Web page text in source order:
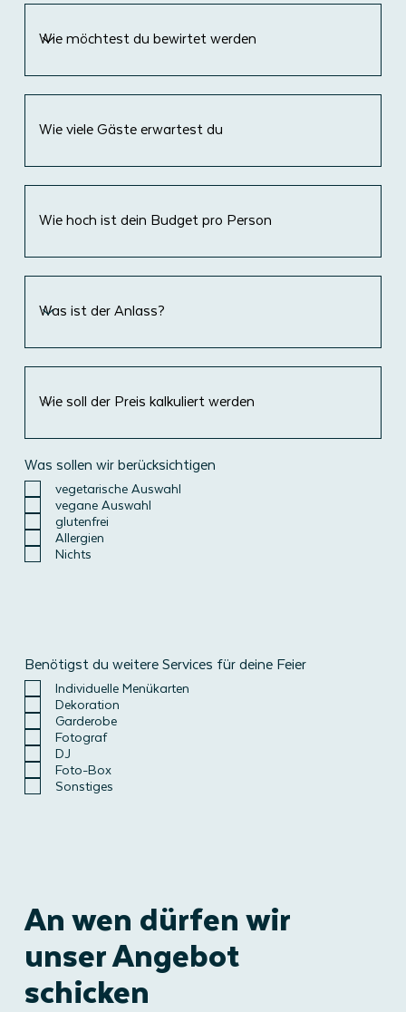
Was sollen wir berücksichtigen
vegetarische Auswahl
vegane Auswahl
glutenfrei
Allergien
Nichts
Benötigst du weitere Services für deine Feier
Individuelle Menükarten
Dekoration
Garderobe
Fotograf
DJ
Foto-Box
Sonstiges
An wen dürfen wir
unser Angebot
schicken